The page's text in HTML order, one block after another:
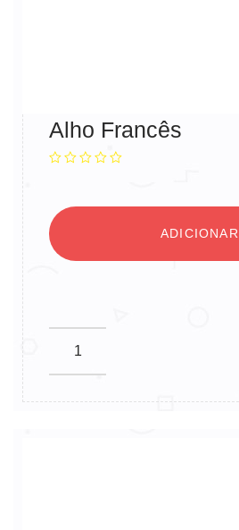
Alho Francês
ADICIONAR